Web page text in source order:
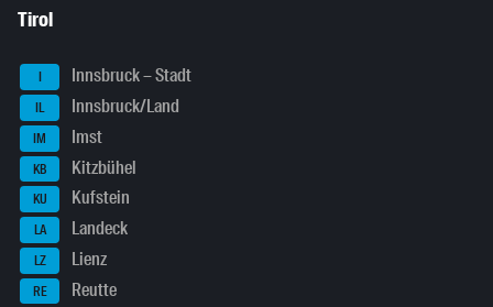
Tirol
I Innsbruck – Stadt
IL Innsbruck/Land
IM Imst
KB Kitzbühel
KU Kufstein
LA Landeck
LZ Lienz
RE Reutte